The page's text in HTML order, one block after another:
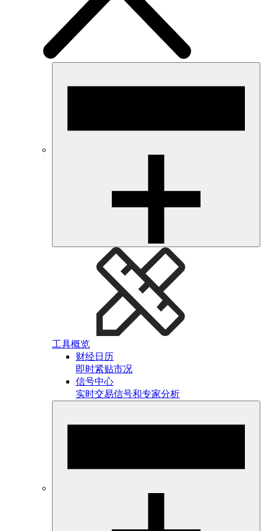
工具概览
财经日历
即时紧贴市况
信号中心
实时交易信号和专家分析